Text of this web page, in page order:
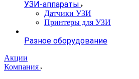
УЗИ-аппараты
Датчики УЗИ
Принтеры для УЗИ
Разное оборудование
Акции
Компания